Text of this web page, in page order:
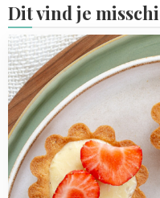
Dit vind je
Read
more
about
Aardbeien
tartelettes